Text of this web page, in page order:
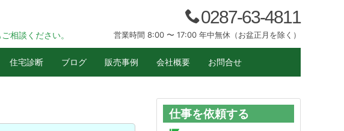
相談ください。
0287-63-4811
営業時間 8:00 〜 17:00 年中無休（お盆正月を除く）
住宅診断 ブログ 販売事例 会社概要 お問合せ
仕事を依頼する